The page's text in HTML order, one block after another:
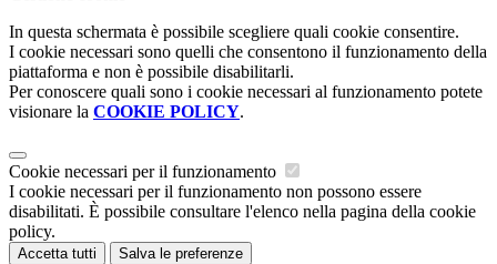
In questa schermata è possibile scegliere quali cookie consentire.
I cookie necessari sono quelli che consentono il funzionamento della
piattaforma e non è possibile disabilitarli.
Per conoscere quali sono i cookie necessari al funzionamento potete
visionare la COOKIE POLICY.
Cookie necessari per il funzionamento
I cookie necessari per il funzionamento non possono essere
disabilitati. È possibile consultare l'elenco nella pagina della cookie
policy.
Accetta tutti Salva le preferenze